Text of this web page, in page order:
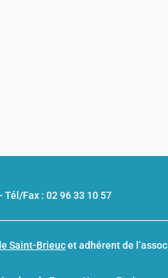
-Tél/Fax : 02 96 33 10 57
Saint-Brieucet adhérent de